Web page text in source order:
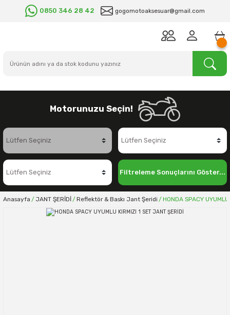
0850 346 28 42 gogomotoaksesuar@gmail.com
Motorunuzu Seçin!
Filtreleme Sonuçlarını Göster...
Anasayfa JANT ŞERİDİ Reflektör & Baskı Jant Şeridi HONDA SPACY